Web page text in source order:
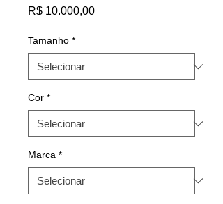
R$ 10.000,00Preço
Tamanho *
Cor *
Marca *